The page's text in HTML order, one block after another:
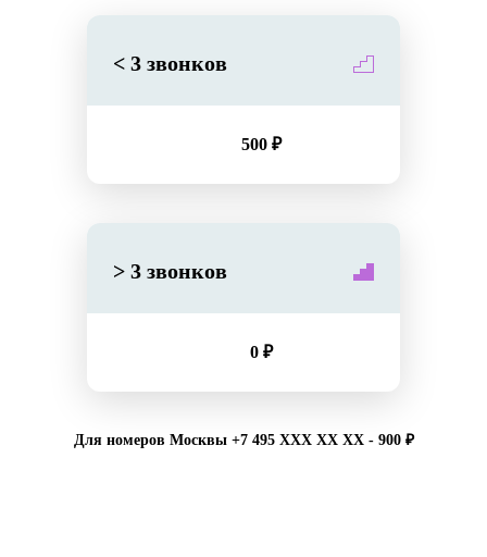
< 3 звонков
500 ₽
> 3 звонков
0 ₽
Для номеров Москвы +7 495 XXX XX XX - 900 ₽